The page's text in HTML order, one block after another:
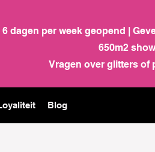
Blog
6 dagen per week geopend |
650m2
Vragen over glitters of